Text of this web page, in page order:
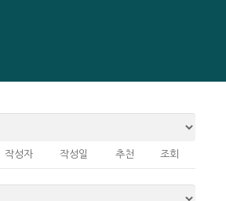
작성자 작성일 추천 조회